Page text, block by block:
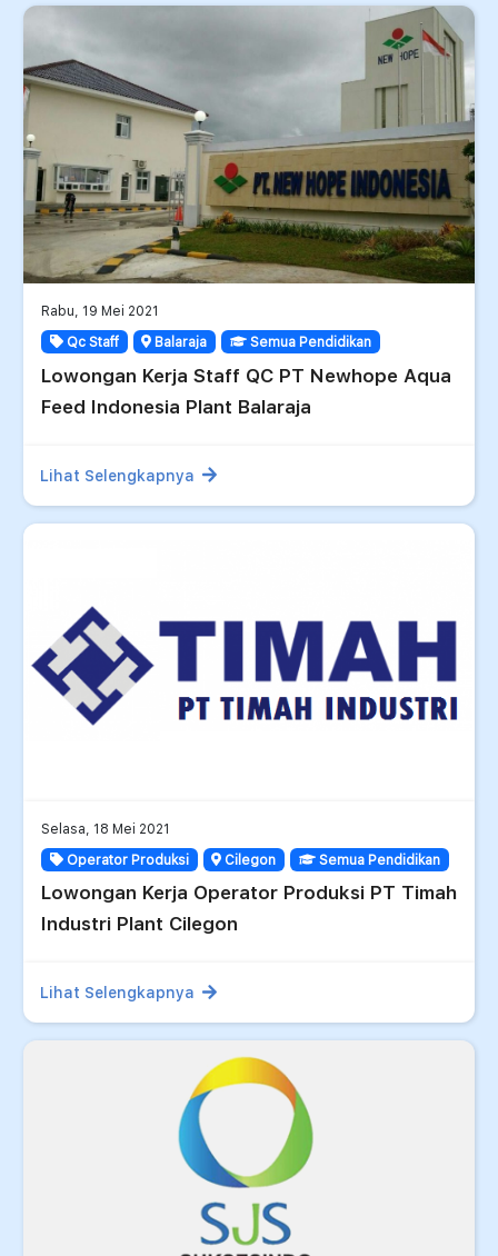
Rabu, 19 Mei 2021
Qc Staff
Balaraja Semua Pendidikan
Lowongan Kerja Staff QC PT Newhope Aqua
Feed Indonesia Plant Balaraja
Lihat Selengkapnya
Selasa, 18 Mei 2021
Operator Produksi
Cilegon Semua Pendidikan
Lowongan Kerja Operator Produksi PT Timah
Industri Plant Cilegon
Lihat Selengkapnya